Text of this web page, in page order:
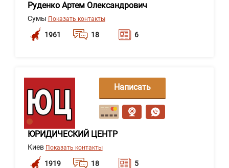
Руденко Артем Олександрович
Сумы Показать контакты
1961 18 6
ЮРИДИЧЕСКИЙ ЦЕНТР
Киев Показать контакты
1919 18 5
Написать
сообщение